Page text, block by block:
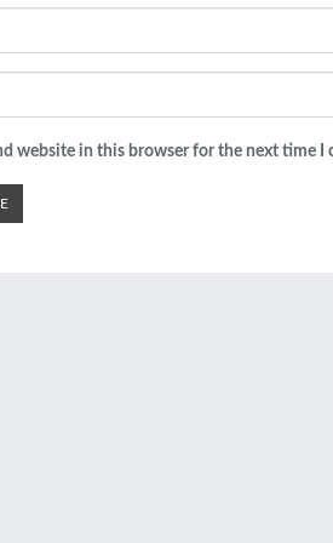
website in this browser for the next time I